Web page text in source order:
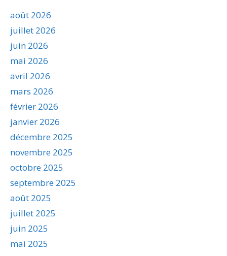
août 2026
juillet 2026
juin 2026
mai 2026
avril 2026
mars 2026
février 2026
janvier 2026
décembre 2025
novembre 2025
octobre 2025
septembre 2025
août 2025
juillet 2025
juin 2025
mai 2025